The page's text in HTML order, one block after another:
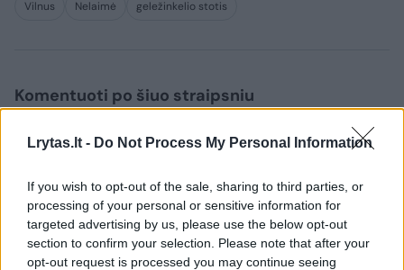
Lrytas.lt - Do Not Process My Personal Information
If you wish to opt-out of the sale, sharing to third parties, or
processing of your personal or sensitive information for
targeted advertising by us, please use the below opt-out
section to confirm your selection. Please note that after your
opt-out request is processed you may continue seeing
Vilnus Nelaimė geležinkelio stotis
Komentuoti po šiuo straipsniu
Komentuoti gali tik Lrytas registruoti vartotojai.
bendruomenės ir bendraukite komentaruose!
Rodyti komentarus